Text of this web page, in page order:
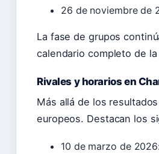
26 de noviembre de
La fase de grupos
calendario completo de
Rivales y horarios en
Más allá de los
europeos. Destacan los
10 de marzo de